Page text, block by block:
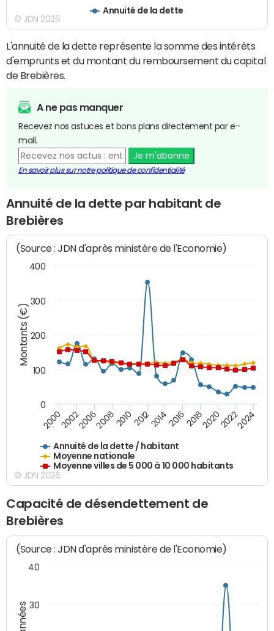
Annuité de la dette
© JDN 2026
L'annuité de la dette représente la somme des intérêts
d'emprunts et du montant du remboursement du capital
de Brebières.
A ne pas manquer
Recevez nos astuces et bons plans directement par e-
mail.
Je m'abonne
En savoir plus sur notre politique de confidentialité
Annuité de la dette par habitant de
Brebières
Montants (€)
(Source : JDN d'après ministère de l'Economie)
Annuité de la dette / habitant
Moyenne nationale
Moyenne villes de 5 000 à 10 000 habitants
200020022006200820102012201420162018202020222024
0
100
200
300
400
© JDN 2026
Capacité de désendettement de
Brebières
(Source : JDN d'après ministère de l'Economie)
30
40